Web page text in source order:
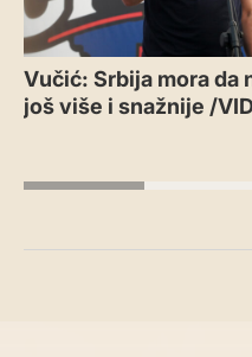
Vučić: Srbija mora da
još više i snažnije /